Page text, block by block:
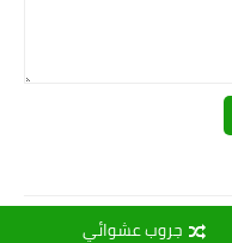
جروب عشوائي